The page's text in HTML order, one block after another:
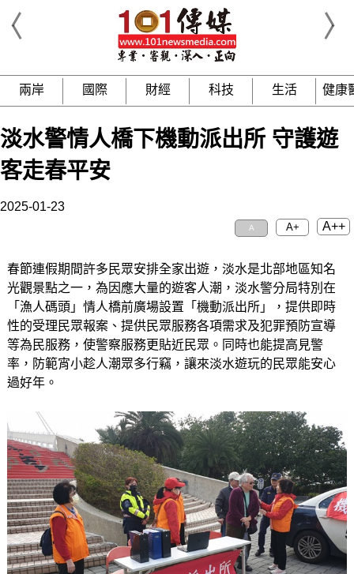
兩岸 國際 財經 科技 生活 健康
淡水警情人橋下機動派出所 守護遊
客走春平安
2025-01-23
A A+ A++
春節連假期間許多民眾安排全家出遊，淡水是北部地區知名
光觀景點之一，為因應大量的遊客人潮，淡水警分局特別在
「漁人碼頭」情人橋前廣場設置「機動派出所」，提供即時
性的受理民眾報案、提供民眾服務各項需求及犯罪預防宣導
等為民服務，使警察服務更貼近民眾。同時也能提高見警
率，防範宵小趁人潮眾多行竊，讓來淡水遊玩的民眾能安心
過好年。